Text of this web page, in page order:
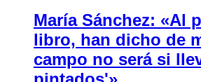
María Sánchez: «Al
libro, han dicho de
campo no será si